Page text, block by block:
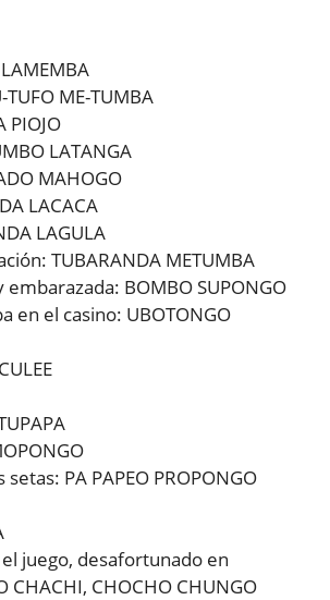
ME-TUMBA
PIOJO
LATANGA
MAHOGO
LACACA
LAGULA
TUBARANDA METUMBA
BOMBO SUPONGO
en el casino: UBOTONGO
PA PAPEO PROPONGO
juego, desafortunado en
CHACHI, CHOCHO CHUNGO